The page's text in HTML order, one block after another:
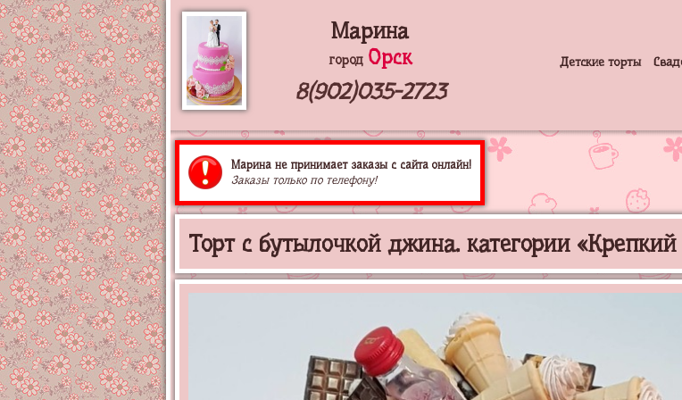
Марина
город Орск
8(902)035-2723
Детские торты
Марина не принимает заказы с сайта онлайн!
Заказы только по телефону!
Торт с бутылочкой джина. категории «Крепкий